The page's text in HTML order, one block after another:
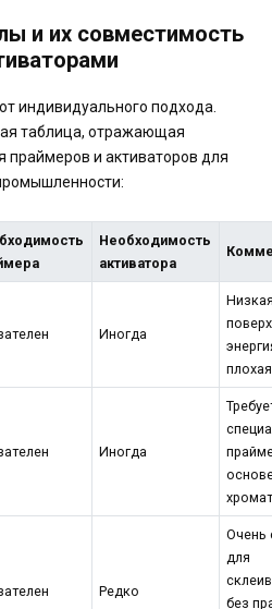
и их совместимость
индивидуального подхода.
таблица, отражающая
праймеров и активаторов для
Необходимость
активатора
Иногда
Иногда
Редко
Очень
для
без